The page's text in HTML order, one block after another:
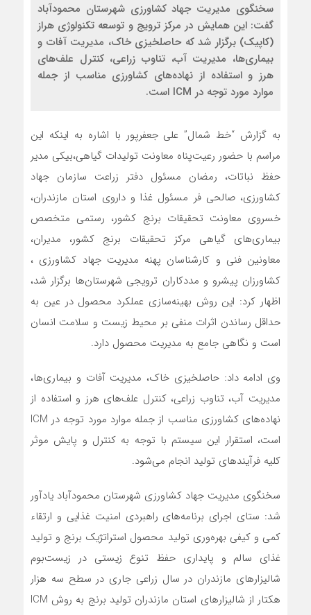
سخنگوی مدیریت جهاد کشاورزی شهرستان محمودآباد
گفت: این همایش در مرکز ترویج و توسعه تکنولوژی هراز
(کاپیک) برگزار شد که حاصلخیزی خاک، مدیریت آفات و
بیماری‌ها، مدیریت آب، تناوب زراعی، کنترل علف‌های
هرز و استفاده از نهاده‌های کشاورزی مناسب از جمله
موارد مورد توجه در ICM است.
به گزارش “خط شمال” علی جعفرپور با اشاره به اینکه این
مراسم با حضور رعیت‌پناه معاونت تولیدات گیاهی،بیکی مدیر
حفظ نباتات، رمضان مسئول دفتر زراعت سازمان جهاد
کشاورزی، صالحی فر مسئول غذا و داروی استان مازندران،
خسروی معاونت تحقیقات برنج کشور، رستمی متخصص
بیماری‌های گیاهی مرکز تحقیقات برنج کشور، مدیران،
معاونین فنی و کارشناسان پهنه مدیریت جهاد کشاورزی ،
کشاورزان پیشرو و مددکاران ترویجی شهرستان‌ها برگزار شد،
اظهار کرد: این روش بهینه‌سازی عملکرد محصول در عین به
حداقل رساندن اثرات منفی بر محیط زیست و سلامت انسان
است و نگاهی جامع به مدیریت محصول دارد.
وی ادامه داد: حاصلخیزی خاک، مدیریت آفات و بیماری‌ها،
مدیریت آب، تناوب زراعی، کنترل علف‌های هرز و استفاده از
نهاده‌های کشاورزی مناسب از جمله موارد مورد توجه در ICM
است، استقرار این سیستم با توجه به کنترل و پایش موثر
کلیه فرآیندهای تولید انجام می‌شود.
سخنگوی مدیریت جهاد کشاورزی شهرستان محمودآباد یادآور
شد: ستای اجرای برنامه‌های راهبردی امنیت غذایی و ارتقاء
کمی و کیفی بهره‌وری تولید محصول استراتژیک برنج و تولید
غذای سالم و پایداری حفظ تنوع زیستی در زیست‌بوم
شالیزارهای مازندران در سال زراعی جاری در سطح سه هزار
هکتار از شالیزارهای استان مازندران تولید برنج به روش ICM